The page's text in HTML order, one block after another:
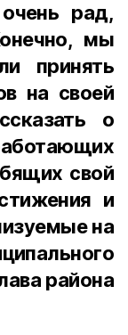
рад,
мы
принять
на своей
о
свой
и
на
района